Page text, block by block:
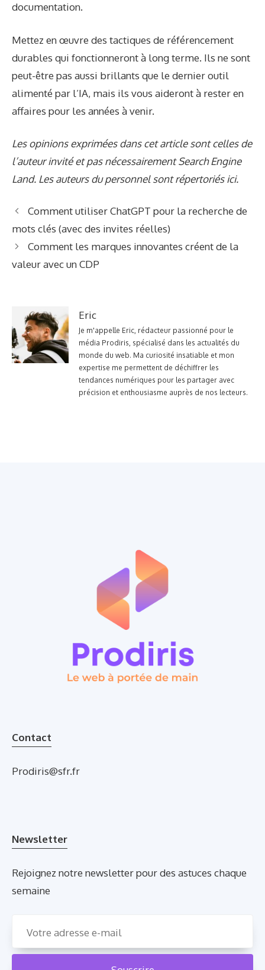
documentation.
Mettez en œuvre des tactiques de référencement
durables qui fonctionneront à long terme. Ils ne sont
peut-être pas aussi brillants que le dernier outil
alimenté par l’IA, mais ils vous aideront à rester en
affaires pour les années à venir.
Les opinions exprimées dans cet article sont celles de
l’auteur invité et pas nécessairement Search Engine
Land. Les auteurs du personnel sont répertoriés ici.
Comment utiliser ChatGPT pour la recherche de
mots clés (avec des invites réelles)
Comment les marques innovantes créent de la
valeur avec un CDP
Eric
Je m'appelle Eric, rédacteur passionné pour le
média Prodiris, spécialisé dans les actualités du
monde du web. Ma curiosité insatiable et mon
expertise me permettent de déchiffrer les
tendances numériques pour les partager avec
précision et enthousiasme auprès de nos lecteurs.
Contact
Prodiris@sfr.fr
Newsletter
Rejoignez notre newsletter pour des astuces chaque
semaine